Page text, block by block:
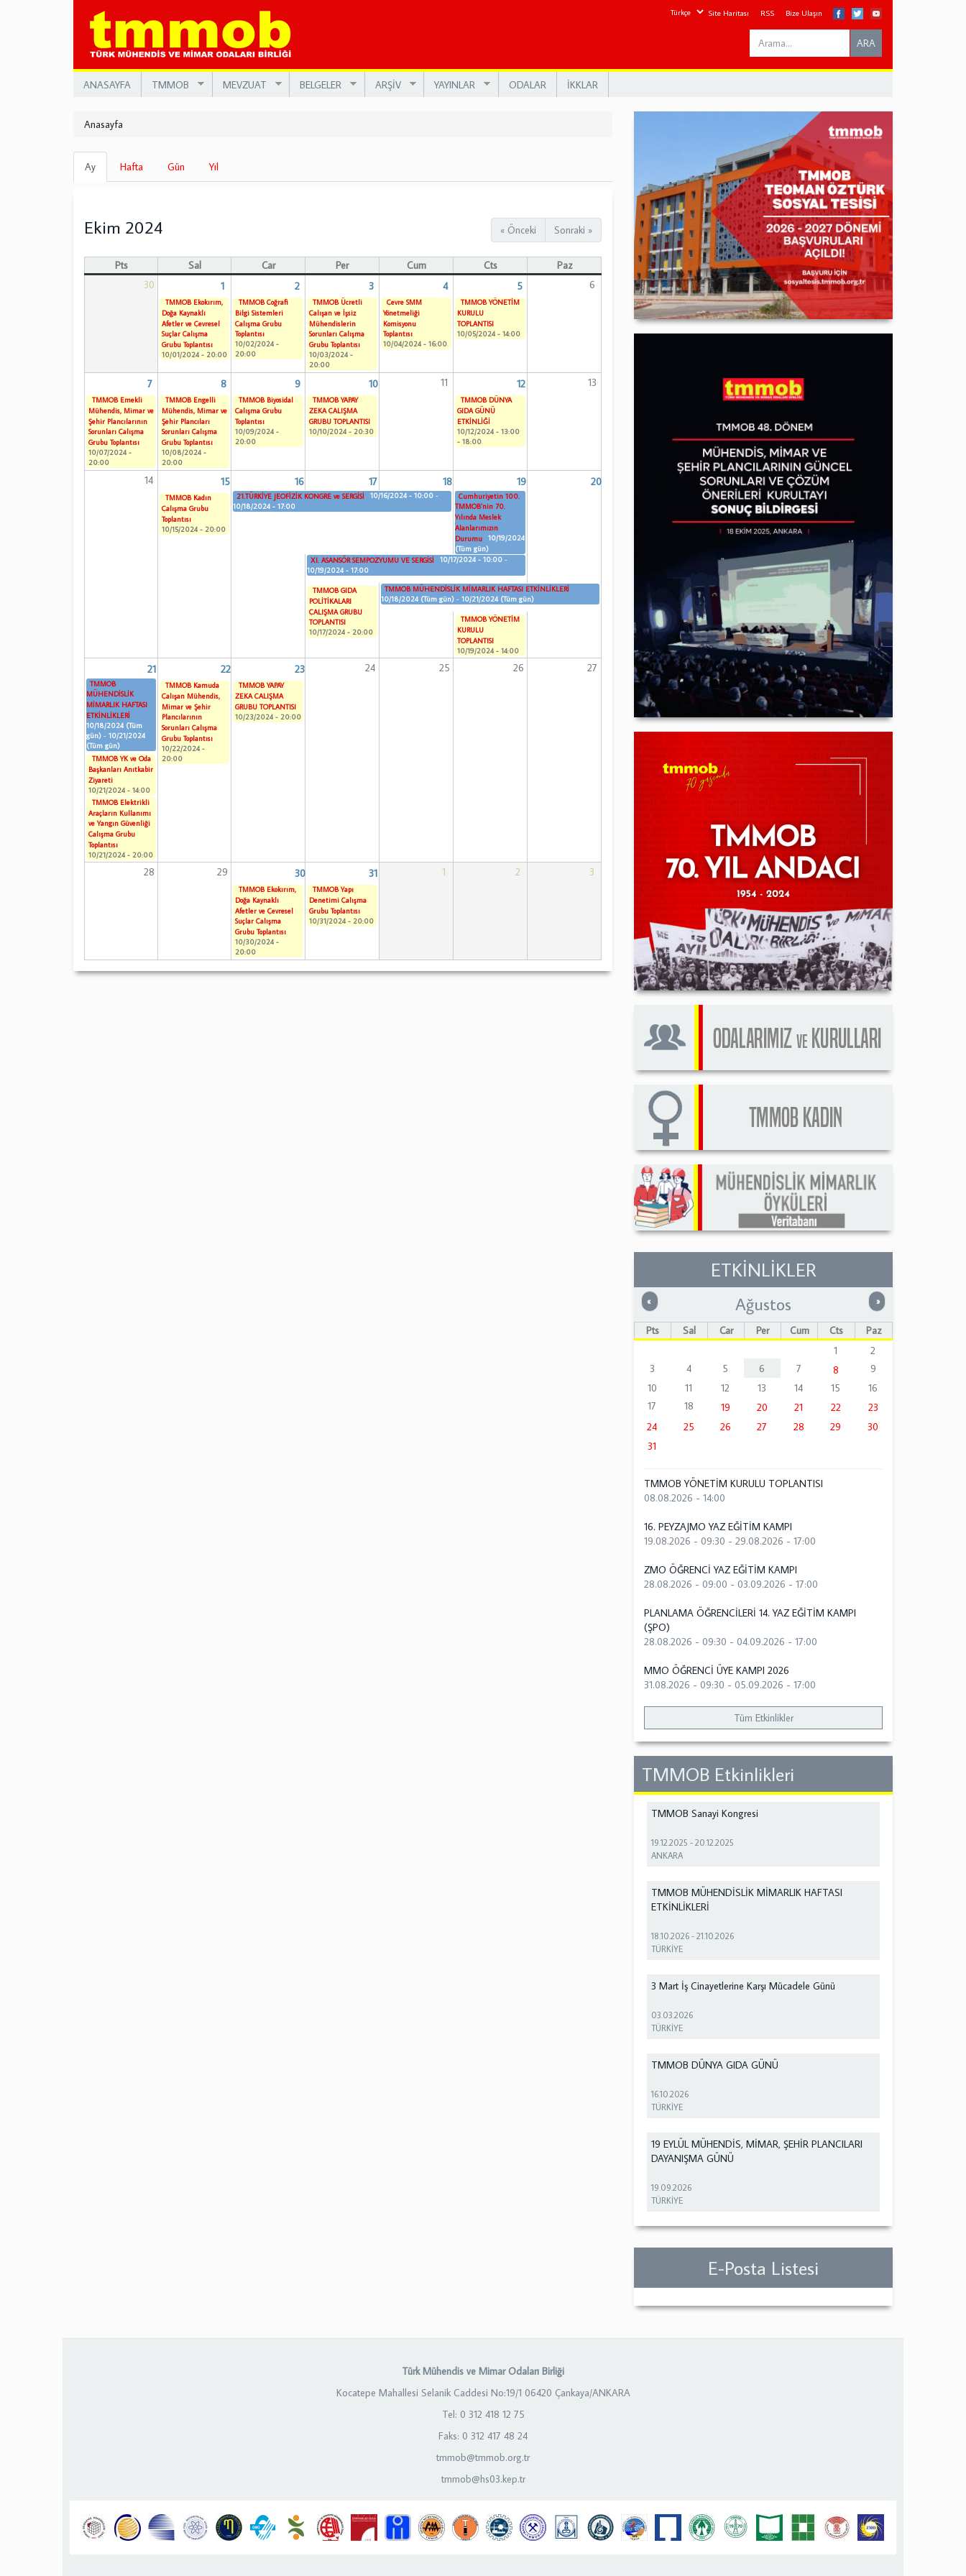
Site Haritası RSS Bize Ulaşın
Search
this
ARA
ANASAYFA TMMOB MEVZUAT BELGELER ARŞİV YAYINLAR ODALAR İKKLAR
Anasayfa
Birincil
sekmeler
Ay
sekme)
Hafta Gün Yıl
« Önceki Sonraki »
Ekim 2024
Pts Sal Çar Per Cum Cts
Paz
30
1 2 3 4 5 6
TMMOB Ekokırım,
Doğa Kaynaklı
Afetler ve Çevresel
Suçlar Çalışma
Grubu Toplantısı
10/01/2024 - 20:00
TMMOB Coğrafi
Bilgi Sistemleri
Çalışma Grubu
Toplantısı
10/02/2024 -
20:00
TMMOB Ücretli
Çalışan ve İşsiz
Mühendislerin
Sorunları Çalışma
Grubu Toplantısı
10/03/2024 -
20:00
Çevre SMM
Yönetmeliği
Komisyonu
Toplantısı
10/04/2024 - 16:00
TMMOB YÖNETİM
KURULU
TOPLANTISI
10/05/2024 - 14:00
7 8 9 10 11 12 13
TMMOB Emekli
Mühendis, Mimar ve
Şehir Plancılarının
Sorunları Çalışma
Grubu Toplantısı
10/07/2024 -
20:00
TMMOB Engelli
Mühendis, Mimar ve
Şehir Plancıları
Sorunları Çalışma
Grubu Toplantısı
10/08/2024 -
20:00
TMMOB Biyosidal
Çalışma Grubu
Toplantısı
10/09/2024 -
20:00
TMMOB YAPAY
ZEKA ÇALIŞMA
GRUBU TOPLANTISI
10/10/2024 - 20:30
TMMOB DÜNYA
GIDA GÜNÜ
ETKİNLİĞİ
10/12/2024 - 13:00
- 18:00
14 15 16 17 18 19 20
TMMOB Kadın
Çalışma Grubu
Toplantısı
10/15/2024 - 20:00
21.TÜRKİYE JEOFİZİK KONGRE ve SERGİSİ 10/16/2024 - 10:00 -
10/18/2024 - 17:00
Cumhuriyetin 100.
TMMOB’nin 70.
Yılında Meslek
Alanlarımızın
Durumu
10/19/2024
(Tüm gün)
XI. ASANSÖR SEMPOZYUMU VE SERGİSİ
10/17/2024 - 10:00 -
10/19/2024 - 17:00
TMMOB GIDA
POLİTİKALARI
ÇALIŞMA GRUBU
TOPLANTISI
10/17/2024 - 20:00
TMMOB MÜHENDİSLİK MİMARLIK HAFTASI ETKİNLİKLERİ
10/18/2024 (Tüm gün) - 10/21/2024 (Tüm gün)
TMMOB YÖNETİM
KURULU
TOPLANTISI
10/19/2024 - 14:00
21 22 23 24 25 26 27
TMMOB
MÜHENDİSLİK
MİMARLIK HAFTASI
ETKİNLİKLERİ
10/18/2024 (Tüm
gün) - 10/21/2024
(Tüm gün)
TMMOB Kamuda
Çalışan Mühendis,
Mimar ve Şehir
Plancılarının
Sorunları Çalışma
Grubu Toplantısı
10/22/2024 -
20:00
TMMOB YAPAY
ZEKA ÇALIŞMA
GRUBU TOPLANTISI
10/23/2024 - 20:00
TMMOB YK ve Oda
Başkanları Anıtkabir
Ziyareti
10/21/2024 - 14:00
TMMOB Elektrikli
Araçların Kullanımı
ve Yangın Güvenliği
Çalışma Grubu
Toplantısı
10/21/2024 - 20:00
28 29 30 31 1 2 3
TMMOB Ekokırım,
Doğa Kaynaklı
Afetler ve Çevresel
Suçlar Çalışma
Grubu Toplantısı
10/30/2024 -
20:00
TMMOB Yapı
Denetimi Çalışma
Grubu Toplantısı
10/31/2024 - 20:00
ETKİNLİKLER
« Önceki »Sonraki
Ağustos
Pts Sal Çar Per Cum Cts
Paz
1
2
3
4 5 6 7 8
9
10
11 12 13 14 15
16
17
18 19 20 21 22
23
24
25 26 27 28 29
30
31
TMMOB YÖNETİM KURULU TOPLANTISI
08.08.2026 - 14:00
16. PEYZAJMO YAZ EĞİTİM KAMPI
19.08.2026 - 09:30 -29.08.2026 - 17:00
ZMO ÖĞRENCİ YAZ EĞİTİM KAMPI
28.08.2026 - 09:00 -03.09.2026 - 17:00
PLANLAMA ÖĞRENCİLERİ 14. YAZ EĞİTİM KAMPI
(ŞPO)
28.08.2026 - 09:30 -04.09.2026 - 17:00
MMO ÖĞRENCİ ÜYE KAMPI 2026
31.08.2026 - 09:30 -05.09.2026 - 17:00
Tüm Etkinlikler
TMMOB Etkinlikleri
TMMOB Sanayi Kongresi
19.12.2025 -20.12.2025
ANKARA
TMMOB MÜHENDİSLİK MİMARLIK HAFTASI
ETKİNLİKLERİ
18.10.2026 -21.10.2026
TÜRKİYE
3 Mart İş Cinayetlerine Karşı Mücadele Günü
03.03.2026
TÜRKİYE
TMMOB DÜNYA GIDA GÜNÜ
16.10.2026
TÜRKİYE
19 EYLÜL MÜHENDİS, MİMAR, ŞEHİR PLANCILARI
DAYANIŞMA GÜNÜ
19.09.2026
TÜRKİYE
E-Posta Listesi
Türk Mühendis ve Mimar Odaları Birliği
Kocatepe Mahallesi Selanik Caddesi No:19/1 06420 Çankaya/ANKARA
Tel: 0 312 418 12 75
Faks: 0 312 417 48 24
tmmob@tmmob.org.tr
tmmob@hs03.kep.tr